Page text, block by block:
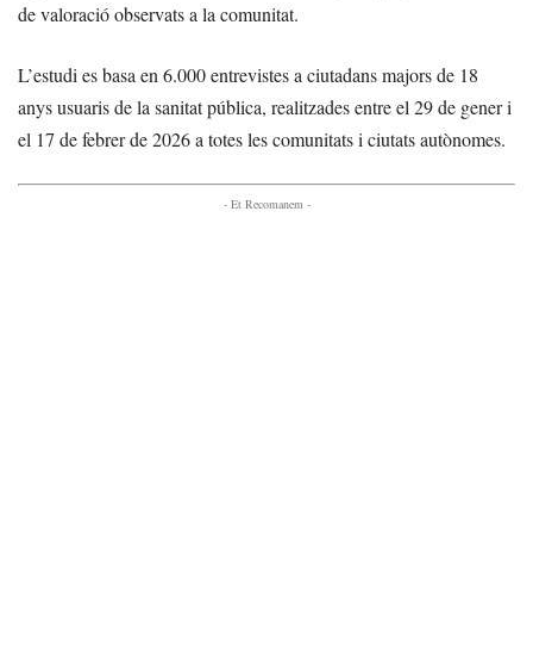
de valoració observats a la comunitat.
L’estudi es basa en 6.000 entrevistes a ciutadans majors de 18
anys usuaris de la sanitat pública, realitzades entre el 29 de gener i
el 17 de febrer de 2026 a totes les comunitats i ciutats autònomes.
- Et Recomanem -